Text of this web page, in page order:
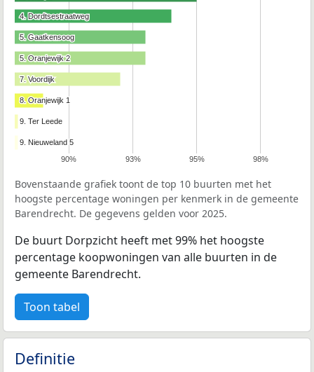
90% 93% 95% 98%
4. Dordtsestraatweg
4. Dordtsestraatweg
5. Gaatkensoog
5. Gaatkensoog
5. Oranjewijk 2
5. Oranjewijk 2
7. Voordijk
7. Voordijk
8. Oranjewijk 1
8. Oranjewijk 1
9. Ter Leede
9. Ter Leede
9. Nieuweland 5
9. Nieuweland 5
Bovenstaande grafiek toont de top 10 buurten met het
hoogste percentage woningen per kenmerk in de gemeente
Barendrecht. De gegevens gelden voor 2025.
De buurt Dorpzicht heeft met 99% het hoogste
percentage koopwoningen van alle buurten in de
gemeente Barendrecht.
Toon tabel
Definitie